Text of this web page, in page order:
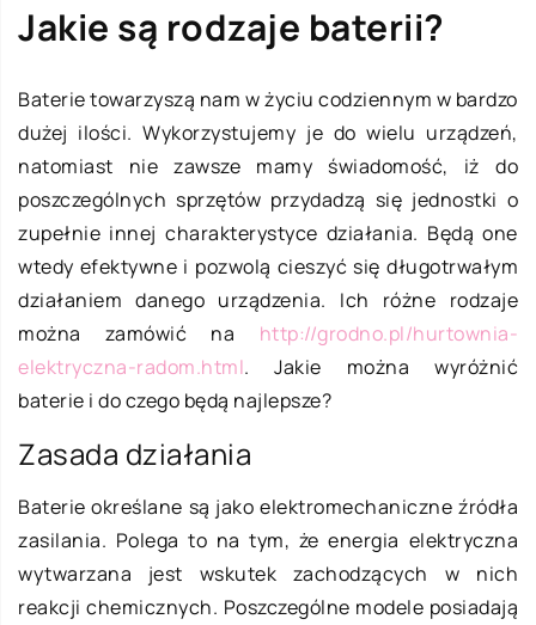
Jakie są rodzaje baterii?
Baterie towarzyszą nam w życiu codziennym w bardzo
dużej ilości. Wykorzystujemy je do wielu urządzeń,
natomiast nie zawsze mamy świadomość, iż do
poszczególnych sprzętów przydadzą się jednostki o
zupełnie innej charakterystyce działania. Będą one
wtedy efektywne i pozwolą cieszyć się długotrwałym
działaniem danego urządzenia. Ich różne rodzaje
można zamówić na http://grodno.pl/hurtownia-
elektryczna-radom.html. Jakie można wyróżnić
baterie i do czego będą najlepsze?
Zasada działania
Baterie określane są jako elektromechaniczne źródła
zasilania. Polega to na tym, że energia elektryczna
wytwarzana jest wskutek zachodzących w nich
reakcji chemicznych. Poszczególne modele posiadają